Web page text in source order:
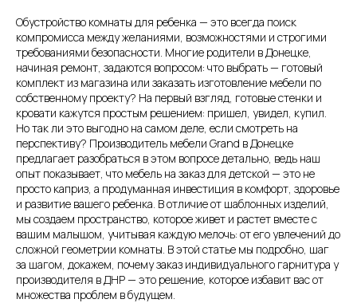
Обустройство комнаты для ребенка — это всегда поиск
компромисса между желаниями, возможностями и строгими
требованиями безопасности. Многие родители в Донецке,
начиная ремонт, задаются вопросом: что выбрать — готовый
комплект из магазина или заказать изготовление мебели по
собственному проекту? На первый взгляд, готовые стенки и
кровати кажутся простым решением: пришел, увидел, купил.
Но так ли это выгодно на самом деле, если смотреть на
перспективу? Производитель мебели Grand в Донецке
предлагает разобраться в этом вопросе детально, ведь наш
опыт показывает, что мебель на заказ для детской — это не
просто каприз, а продуманная инвестиция в комфорт, здоровье
и развитие вашего ребенка. В отличие от шаблонных изделий,
мы создаем пространство, которое живет и растет вместе с
вашим малышом, учитывая каждую мелочь: от его увлечений до
сложной геометрии комнаты. В этой статье мы подробно, шаг
за шагом, докажем, почему заказ индивидуального гарнитура у
производителя в ДНР — это решение, которое избавит вас от
множества проблем в будущем.